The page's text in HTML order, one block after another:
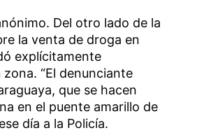
Del otro lado de la
la venta de droga en
explícitamente
“El denunciante
que se hacen
en el puente amarillo de
día a la Policía.